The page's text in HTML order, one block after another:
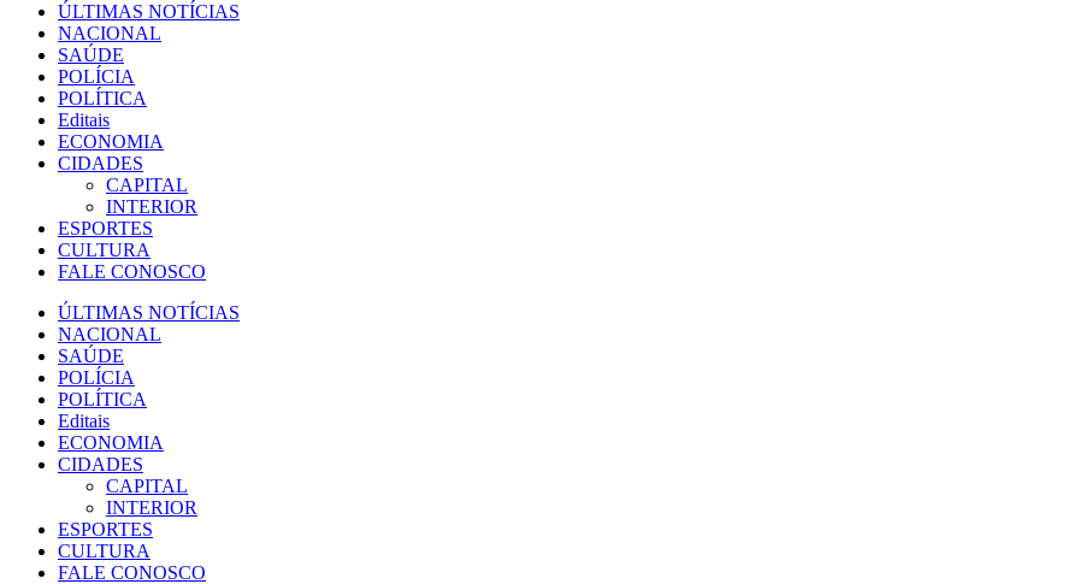
ÚLTIMAS NOTÍCIAS
NACIONAL
SAÚDE
POLÍCIA
POLÍTICA
Editais
ECONOMIA
CIDADES
CAPITAL
INTERIOR
ESPORTES
CULTURA
FALE CONOSCO
ÚLTIMAS NOTÍCIAS
NACIONAL
SAÚDE
POLÍCIA
POLÍTICA
Editais
ECONOMIA
CIDADES
CAPITAL
INTERIOR
ESPORTES
CULTURA
FALE CONOSCO